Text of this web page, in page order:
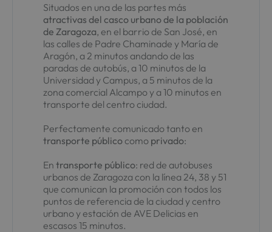
Situados en una de las partes más
atractivas del casco urbano de la población
de Zaragoza, en el barrio de San José, en
las calles de Padre Chaminade y María de
Aragón, a 2 minutos andando de las
paradas de autobús, a 10 minutos de la
Universidad y Campus, a 5 minutos de la
zona comercial Alcampo y a 10 minutos en
transporte del centro ciudad.
Perfectamente comunicado tanto en
transporte públicocomo privado:
En transporte público: red de autobuses
urbanos de Zaragoza con la línea 24, 38 y 51
que comunican la promoción con todos los
puntos de referencia de la ciudad y centro
urbano y estación de AVE Delicias en
escasos 15 minutos.